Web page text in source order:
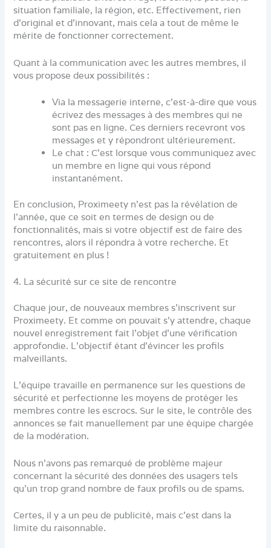
situation familiale, la région, etc. Effectivement, rien
d’original et d’innovant, mais cela a tout de même le
mérite de fonctionner correctement.
Quant à la communication avec les autres membres, il
vous propose deux possibilités :
Via la messagerie interne, c’est-à-dire que vous
écrivez des messages à des membres qui ne
sont pas en ligne. Ces derniers recevront vos
messages et y répondront ultérieurement.
Le chat : C’est lorsque vous communiquez avec
un membre en ligne qui vous répond
instantanément.
En conclusion, Proximeety n’est pas la révélation de
l’année, que ce soit en termes de design ou de
fonctionnalités, mais si votre objectif est de faire des
rencontres, alors il répondra à votre recherche. Et
gratuitement en plus !
4. La sécurité sur ce site de rencontre
Chaque jour, de nouveaux membres s’inscrivent sur
Proximeety. Et comme on pouvait s’y attendre, chaque
nouvel enregistrement fait l’objet d’une vérification
approfondie. L’objectif étant d’évincer les profils
malveillants.
L’équipe travaille en permanence sur les questions de
sécurité et perfectionne les moyens de protéger les
membres contre les escrocs. Sur le site, le contrôle des
annonces se fait manuellement par une équipe chargée
de la modération.
Nous n’avons pas remarqué de problème majeur
concernant la sécurité des données des usagers tels
qu’un trop grand nombre de faux profils ou de spams.
Certes, il y a un peu de publicité, mais c’est dans la
limite du raisonnable.